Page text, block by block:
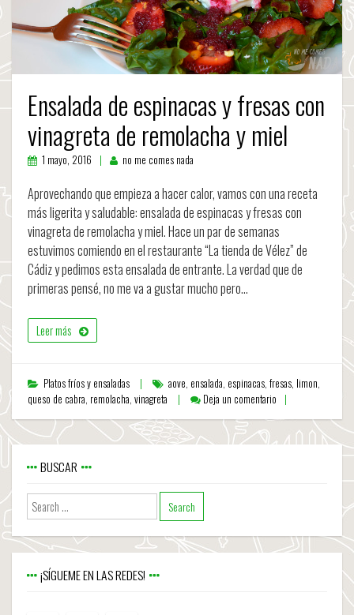
Ensalada de espinacas y fresas con
vinagreta de remolacha y miel
1 mayo, 2016 no me comes nada
Aprovechando que empieza a hacer calor, vamos con una receta
más ligerita y saludable: ensalada de espinacas y fresas con
vinagreta de remolacha y miel. Hace un par de semanas
estuvimos comiendo en el restaurante “La tienda de Vélez” de
Cádiz y pedimos esta ensalada de entrante. La verdad que de
primeras pensé, no me va a gustar mucho pero…
Leer más
Platos fríos y ensaladas aove, ensalada, espinacas, fresas, limon,
queso de cabra, remolacha, vinagreta Deja un comentario
BUSCAR
¡SÍGUEME EN LAS REDES!